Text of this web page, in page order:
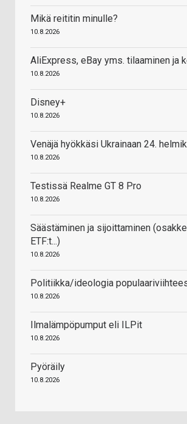
Mikä reititin minulle?
10.8.2026
AliExpress, eBay yms. tilaaminen ja
10.8.2026
Disney+
10.8.2026
Venäjä hyökkäsi Ukrainaan 24.
10.8.2026
Testissä Realme GT 8 Pro
10.8.2026
Säästäminen ja sijoittaminen
ETF:t...)
10.8.2026
Politiikka/ideologia
10.8.2026
Ilmalämpöpumput eli ILPit
10.8.2026
Pyöräily
10.8.2026